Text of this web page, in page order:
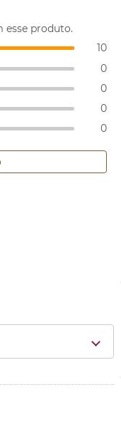
esse produto.
10
0
0
0
0